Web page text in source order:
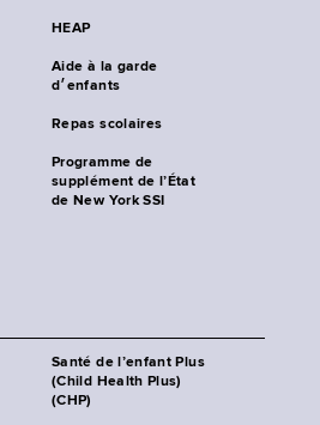
HEAP
Aide à la garde
d׳enfants
Repas scolaires
Programme de
supplément de l’État
de New York SSI
Santé de l’enfant Plus
(Child Health Plus)
(CHP)